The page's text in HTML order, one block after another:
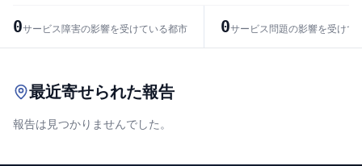
0サービス障害の影響を受けている都市 0サービス問題の影響を受けて
最近寄せられた報告
報告は見つかりませんでした。